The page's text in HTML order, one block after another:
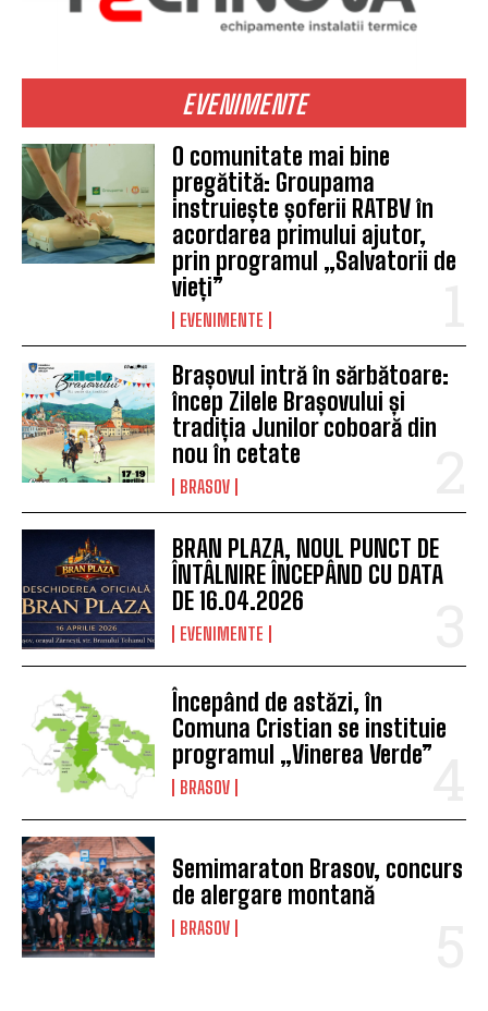
EVENIMENTE
O comunitate mai bine
pregătită: Groupama
instruiește șoferii RATBV în
acordarea primului ajutor,
prin programul „Salvatorii de
vieți”
EVENIMENTE
Brașovul intră în sărbătoare:
încep Zilele Brașovului și
tradiția Junilor coboară din
nou în cetate
BRASOV
BRAN PLAZA, NOUL PUNCT DE
ÎNTÂLNIRE ÎNCEPÂND CU DATA
DE 16.04.2026
EVENIMENTE
Începând de astăzi, în
Comuna Cristian se instituie
programul „Vinerea Verde”
BRASOV
Semimaraton Brasov, concurs
de alergare montană
BRASOV